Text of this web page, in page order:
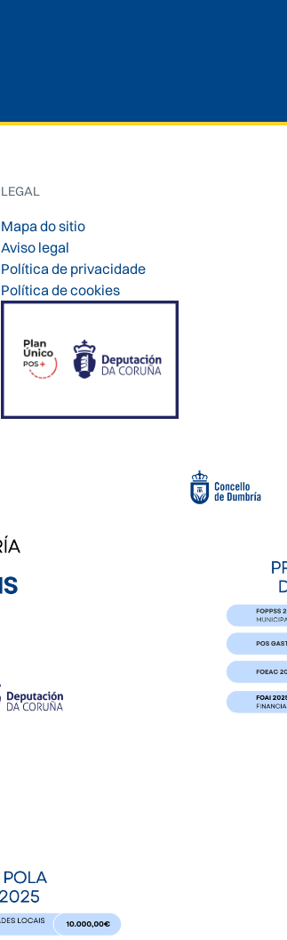
LEGAL
Mapa do sitio
Aviso legal
Política de privacidade
Política de cookies